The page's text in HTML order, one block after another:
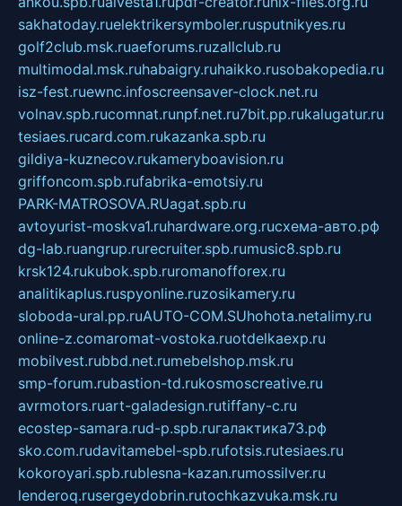
sakhatoday.ruelektrikersymboler.rusputnikyes.ru
golf2club.msk.ruaeforums.ruzallclub.ru
multimodal.msk.ruhabaigry.ruhaikko.rusobakopedia.ru
isz-fest.ruewnc.infoscreensaver-clock.net.ru
volnav.spb.rucomnat.runpf.net.ru7bit.pp.rukalugatur.ru
tesiaes.rucard.com.rukazanka.spb.ru
gildiya-kuznecov.rukameryboavision.ru
griffoncom.spb.rufabrika-emotsiy.ru
PARK-MATROSOVA.RUagat.spb.ru
avtoyurist-moskva1.ruhardware.org.ruсхема-авто.рф
dg-lab.ruangrup.rurecruiter.spb.rumusic8.spb.ru
krsk124.rukubok.spb.ruromanofforex.ru
analitikaplus.ruspyonline.ruzosikamery.ru
sloboda-ural.pp.ruAUTO-COM.SUhohota.netalimy.ru
online-z.comaromat-vostoka.ruotdelkaexp.ru
mobilvest.rubbd.net.rumebelshop.msk.ru
smp-forum.rubastion-td.rukosmoscreative.ru
avrmotors.ruart-galadesign.rutiffany-c.ru
ecostep-samara.rud-p.spb.ruгалактика73.рф
sko.com.rudavitamebel-spb.rufotsis.rutesiaes.ru
kokoroyari.spb.rublesna-kazan.rumossilver.ru
lenderoq.rusergeydobrin.rutochkazvuka.msk.ru